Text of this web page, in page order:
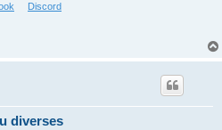
Discord
diverses